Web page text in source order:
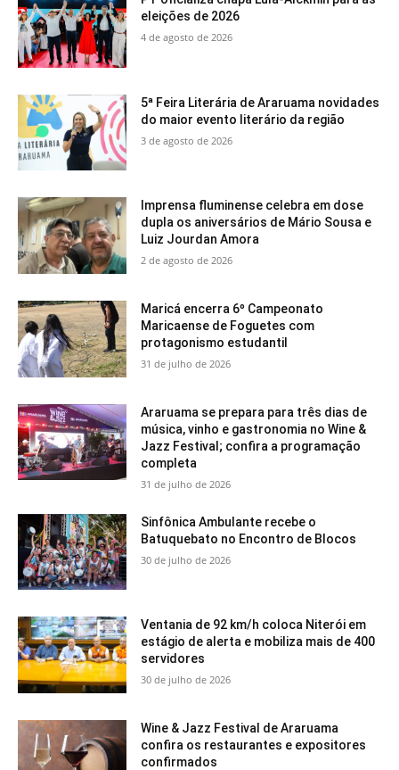
eleições de 2026
4 de agosto de 2026
5ª Feira Literária de Araruama novidades
do maior evento literário da região
3 de agosto de 2026
Imprensa fluminense celebra em dose
dupla os aniversários de Mário Sousa e
Luiz Jourdan Amora
2 de agosto de 2026
Maricá encerra 6º Campeonato
Maricaense de Foguetes com
protagonismo estudantil
31 de julho de 2026
Araruama se prepara para três dias de
música, vinho e gastronomia no Wine &
Jazz Festival; confira a programação
completa
31 de julho de 2026
Sinfônica Ambulante recebe o
Batuquebato no Encontro de Blocos
30 de julho de 2026
Ventania de 92 km/h coloca Niterói em
estágio de alerta e mobiliza mais de 400
servidores
30 de julho de 2026
Wine & Jazz Festival de Araruama
confira os restaurantes e expositores
confirmados